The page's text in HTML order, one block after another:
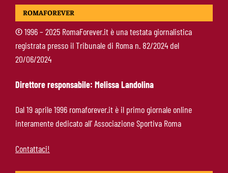
Pellegrini resta alla Roma: rinnovo di un anno e
Roma, un ex rivela: “Alla Roma abbiamo
costruito qualcosa di speciale”
ROMAFOREVER
©1996 – 2025 RomaForever.it è una testata giornalistica
registrata presso il Tribunale di Roma n. 82/2024 del
20/06/2024
Direttore responsabile: Melissa Landolina
Dal 19 aprile 1996 romaforever.it è il primo giornale online
interamente dedicato all’ Associazione Sportiva Roma
Contattaci!